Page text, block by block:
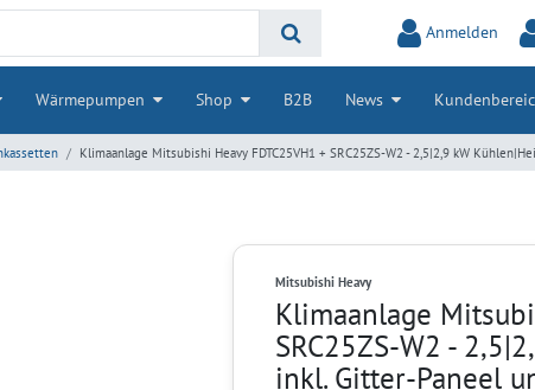
Anmelden
Wärmepumpen Shop B2B News
Klimaanlage Mitsubishi Heavy FDTC25VH1 + SRC25ZS-W2 - 2,5|2,9 kW
Mitsubishi Heavy
Klimaanlage
SRC25ZS-W2 -
inkl. Gitter-Paneel